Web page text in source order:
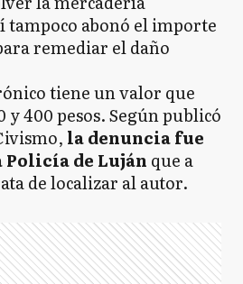
tampoco abonó el importe
remediar el daño
tiene un valor que
y 400 pesos. Según publicó
la denuncia fue
de Luján que a
de localizar al autor.